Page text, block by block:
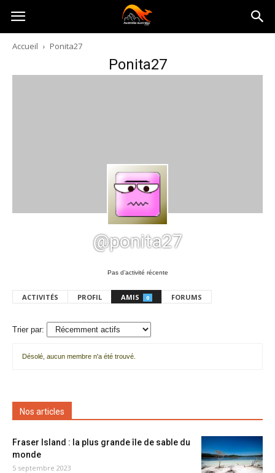
Australia-
australie.com
Accueil Ponita27
Ponita27
@ponita27
Pas d’activité récente
ACTIVITÉS PROFIL AMIS 0 FORUMS
Trier par:
amis
Désolé, aucun membre n'a été trouvé.
Nos articles
Fraser Island : la plus grande île de sable du
monde
5 septembre 2023